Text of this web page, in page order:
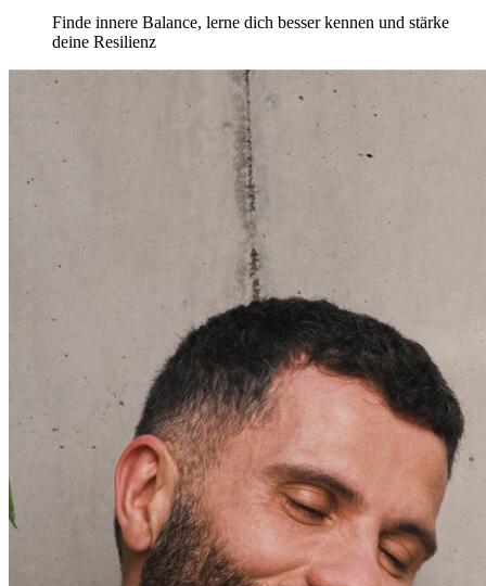
Finde innere Balance, lerne dich besser kennen und stärke
deine Resilienz